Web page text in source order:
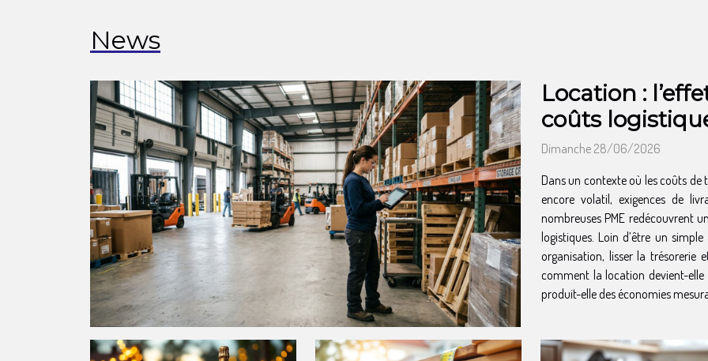
News
Location :
coûts
Dimanche 28/06/2026
Dans un contexte où les coûts
encore volatil, exigences de
nombreuses PME redécouvrent
logistiques. Loin d’être un
organisation, lisser la trésorerie
comment la location devient-